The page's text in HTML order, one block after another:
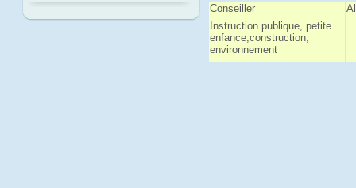
Conseiller
Instruction publique, petite
enfance,construction,
environnement